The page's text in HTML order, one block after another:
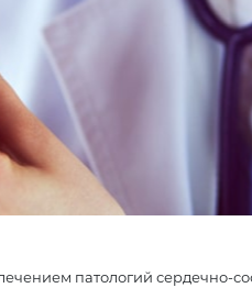
патологий сердечно-